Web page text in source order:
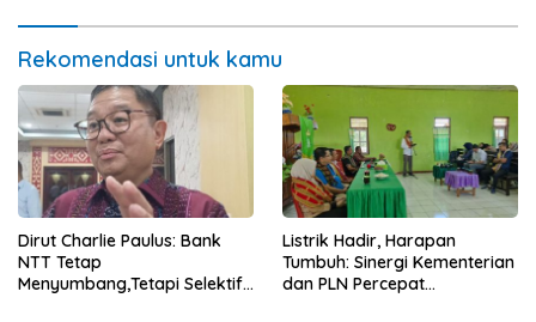
Rekomendasi untuk kamu
Dirut Charlie Paulus: Bank
NTT Tetap
Menyumbang,Tetapi Selektif
Listrik Hadir, Harapan
Tumbuh: Sinergi Kementerian
dan PLN Percepat